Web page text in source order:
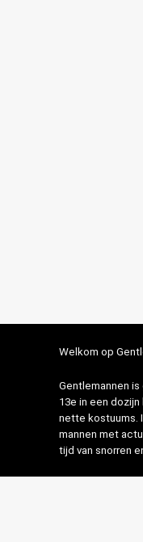
Welkom op
Gentlemannen
13e in een
nette kostuums.
mannen met
tijd van snorren